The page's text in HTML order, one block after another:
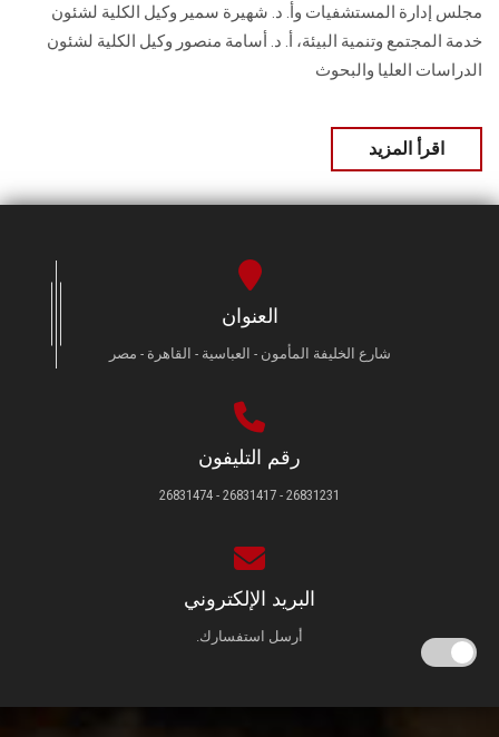
مجلس إدارة المستشفيات وأ. د. شهيرة سمير وكيل الكلية لشئون
خدمة المجتمع وتنمية البيئة، أ. د. أسامة منصور وكيل الكلية لشئون
الدراسات العليا والبحوث
اقرأ المزيد
العنوان
شارع الخليفة المأمون - العباسية - القاهرة - مصر
رقم التليفون
26831231 - 26831417 - 26831474
البريد الإلكتروني
أرسل استفسارك.